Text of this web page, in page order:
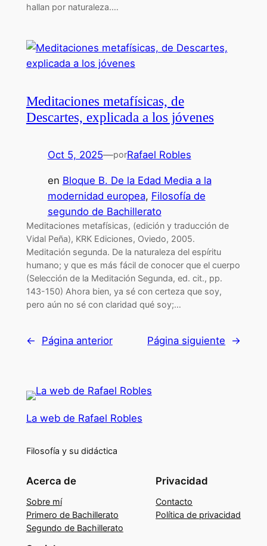
hallan por naturaleza.…
Meditaciones metafísicas, de
Descartes, explicada a los jóvenes
Oct 5, 2025—porRafael Robles
en Bloque B. De la Edad Media a la
modernidad europea, Filosofía de
segundo de Bachillerato
Meditaciones metafísicas, (edición y traducción de
Vidal Peña), KRK Ediciones, Oviedo, 2005.
Meditación segunda. De la naturaleza del espíritu
humano; y que es más fácil de conocer que el cuerpo
(Selección de la Meditación Segunda, ed. cit., pp.
143-150) Ahora bien, ya sé con certeza que soy,
pero aún no sé con claridad qué soy;…
← Página anterior Página siguiente →
La web de Rafael Robles
Filosofía y su didáctica
Acerca de
Sobre mí
Primero de Bachillerato
Segundo de Bachillerato
Privacidad
Contacto
Política de privacidad